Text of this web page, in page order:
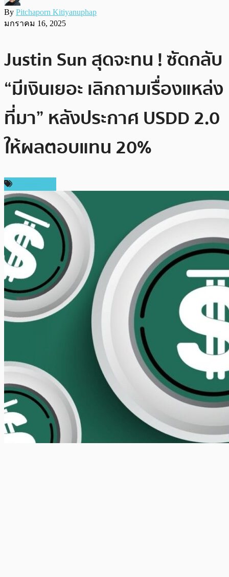
By Pitchaporn Kitiyanuphap
มกราคม 16, 2025
Justin Sun สุดจะทน ! ซัดกลับ
“มีเงินเยอะ เลิกถามเรื่องแหล่ง
ที่มา” หลังประกาศ USDD 2.0
ให้ผลตอบแทน 20%